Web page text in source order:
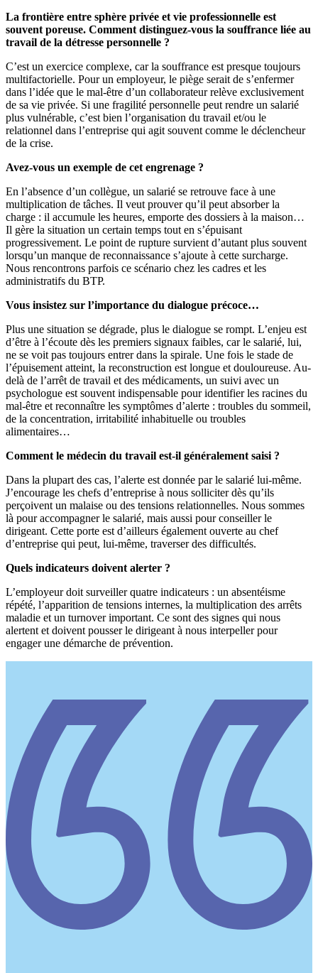
La frontière entre sphère privée et vie professionnelle est
souvent poreuse. Comment distinguez-vous la souffrance liée au
travail de la détresse personnelle ?
C’est un exercice complexe, car la souffrance est presque toujours
multifactorielle. Pour un employeur, le piège serait de s’enfermer
dans l’idée que le mal-être d’un collaborateur relève exclusivement
de sa vie privée. Si une fragilité personnelle peut rendre un salarié
plus vulnérable, c’est bien l’organisation du travail et/ou le
relationnel dans l’entreprise qui agit souvent comme le déclencheur
de la crise.
Avez-vous un exemple de cet engrenage ?
En l’absence d’un collègue, un salarié se retrouve face à une
multiplication de tâches. Il veut prouver qu’il peut absorber la
charge : il accumule les heures, emporte des dossiers à la maison…
Il gère la situation un certain temps tout en s’épuisant
progressivement. Le point de rupture survient d’autant plus souvent
lorsqu’un manque de reconnaissance s’ajoute à cette surcharge.
Nous rencontrons parfois ce scénario chez les cadres et les
administratifs du BTP.
Vous insistez sur l’importance du dialogue précoce…
Plus une situation se dégrade, plus le dialogue se rompt. L’enjeu est
d’être à l’écoute dès les premiers signaux faibles, car le salarié, lui,
ne se voit pas toujours entrer dans la spirale. Une fois le stade de
l’épuisement atteint, la reconstruction est longue et douloureuse. Au-
delà de l’arrêt de travail et des médicaments, un suivi avec un
psychologue est souvent indispensable pour identifier les racines du
mal-être et reconnaître les symptômes d’alerte : troubles du sommeil,
de la concentration, irritabilité inhabituelle ou troubles
alimentaires…
Comment le médecin du travail est-il généralement saisi ?
Dans la plupart des cas, l’alerte est donnée par le salarié lui-même.
J’encourage les chefs d’entreprise à nous solliciter dès qu’ils
perçoivent un malaise ou des tensions relationnelles. Nous sommes
là pour accompagner le salarié, mais aussi pour conseiller le
dirigeant. Cette porte est d’ailleurs également ouverte au chef
d’entreprise qui peut, lui-même, traverser des difficultés.
Quels indicateurs doivent alerter ?
L’employeur doit surveiller quatre indicateurs : un absentéisme
répété, l’apparition de tensions internes, la multiplication des arrêts
maladie et un turnover important. Ce sont des signes qui nous
alertent et doivent pousser le dirigeant à nous interpeller pour
engager une démarche de prévention.